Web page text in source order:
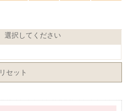
選択してください
リセット